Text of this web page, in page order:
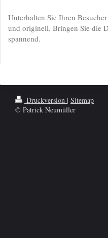
Unterhalten Sie Ihren
und originell. Bringen Sie die
spannend.
Druckversion | Sitemap
© Patrick Neumüller